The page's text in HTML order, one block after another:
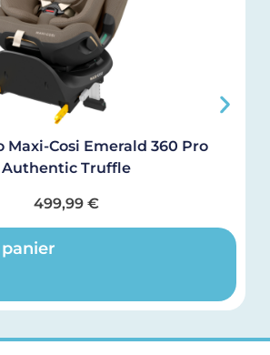
Maxi-Cosi Emerald 360 Pro
Authentic Truffle
499,99 €